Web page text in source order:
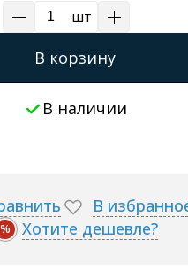
шт
В корзину
В наличии
В
% Хотите дешевле?